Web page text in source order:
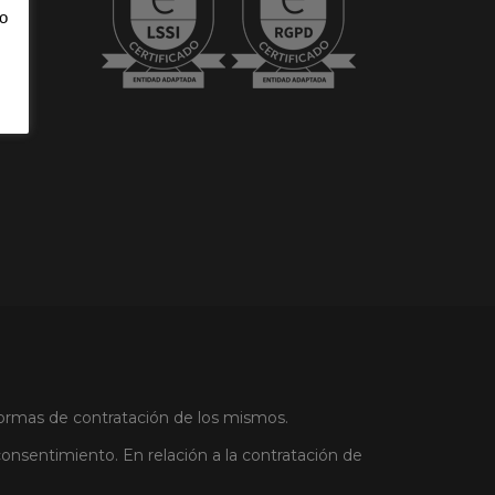
de contratación de los mismos.
En relación a la contratación de